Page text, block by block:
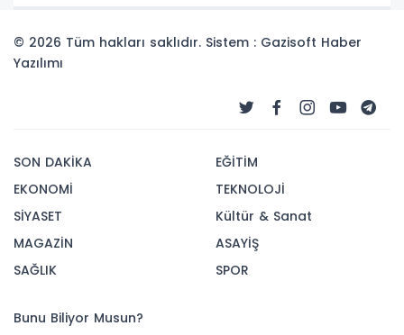
© 2026 Tüm hakları saklıdır. Sistem : Gazisoft Haber
Yazılımı
SON DAKİKA
EKONOMİ
SİYASET
MAGAZİN
SAĞLIK
EĞİTİM
TEKNOLOJİ
Kültür & Sanat
ASAYİŞ
SPOR
Bunu Biliyor Musun?